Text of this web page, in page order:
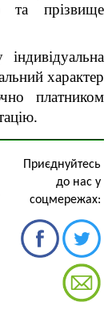
та прізвище
характер
платником
Приєднуйтесь
до нас у
соцмережах: